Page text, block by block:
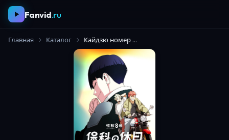
Fanvid.ru
Главная Каталог Кайдзю номер 8: Выходной Хосины